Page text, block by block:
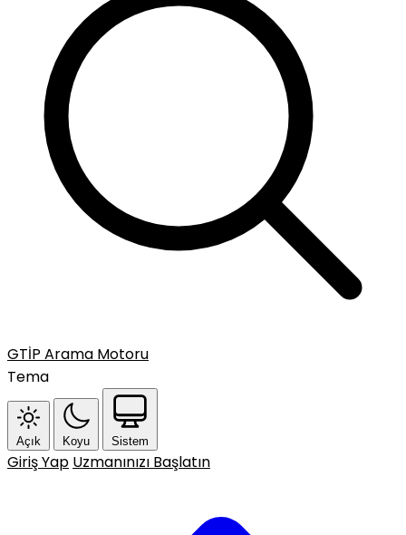
GTİP Arama Motoru
Tema
Açık Koyu Sistem
Giriş Yap Uzmanınızı Başlatın